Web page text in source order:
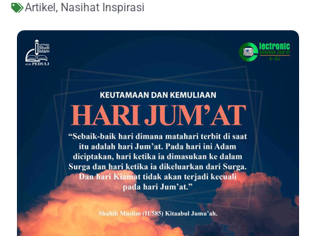
Artikel, Nasihat Inspirasi